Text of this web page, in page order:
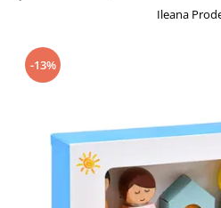
Spiritualitate - Ezoterism
Arte Divinatorii
Astrologie
Dezvoltare Spirituala
KidConnection
Ileana
-13%